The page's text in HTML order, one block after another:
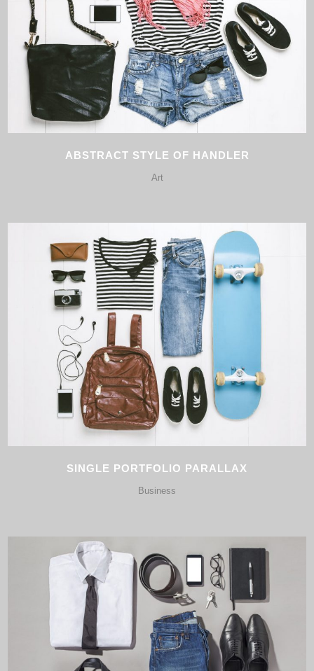
ABSTRACT STYLE OF HANDLER
Art
SINGLE PORTFOLIO PARALLAX
Business